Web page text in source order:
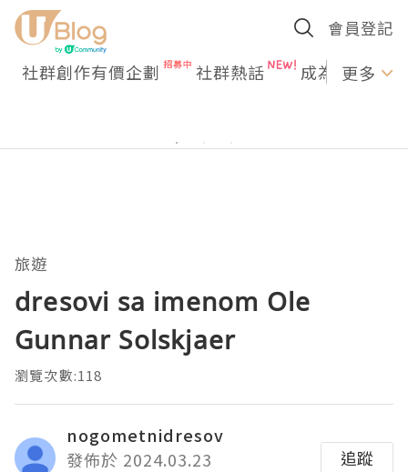
會員登記
社群創作有價企劃 社群熱話 成為U更多
旅遊
dresovi sa imenom Ole
Gunnar Solskjaer
瀏覽次數:118
nogometnidresov
發佈於 2024.03.23
追蹤